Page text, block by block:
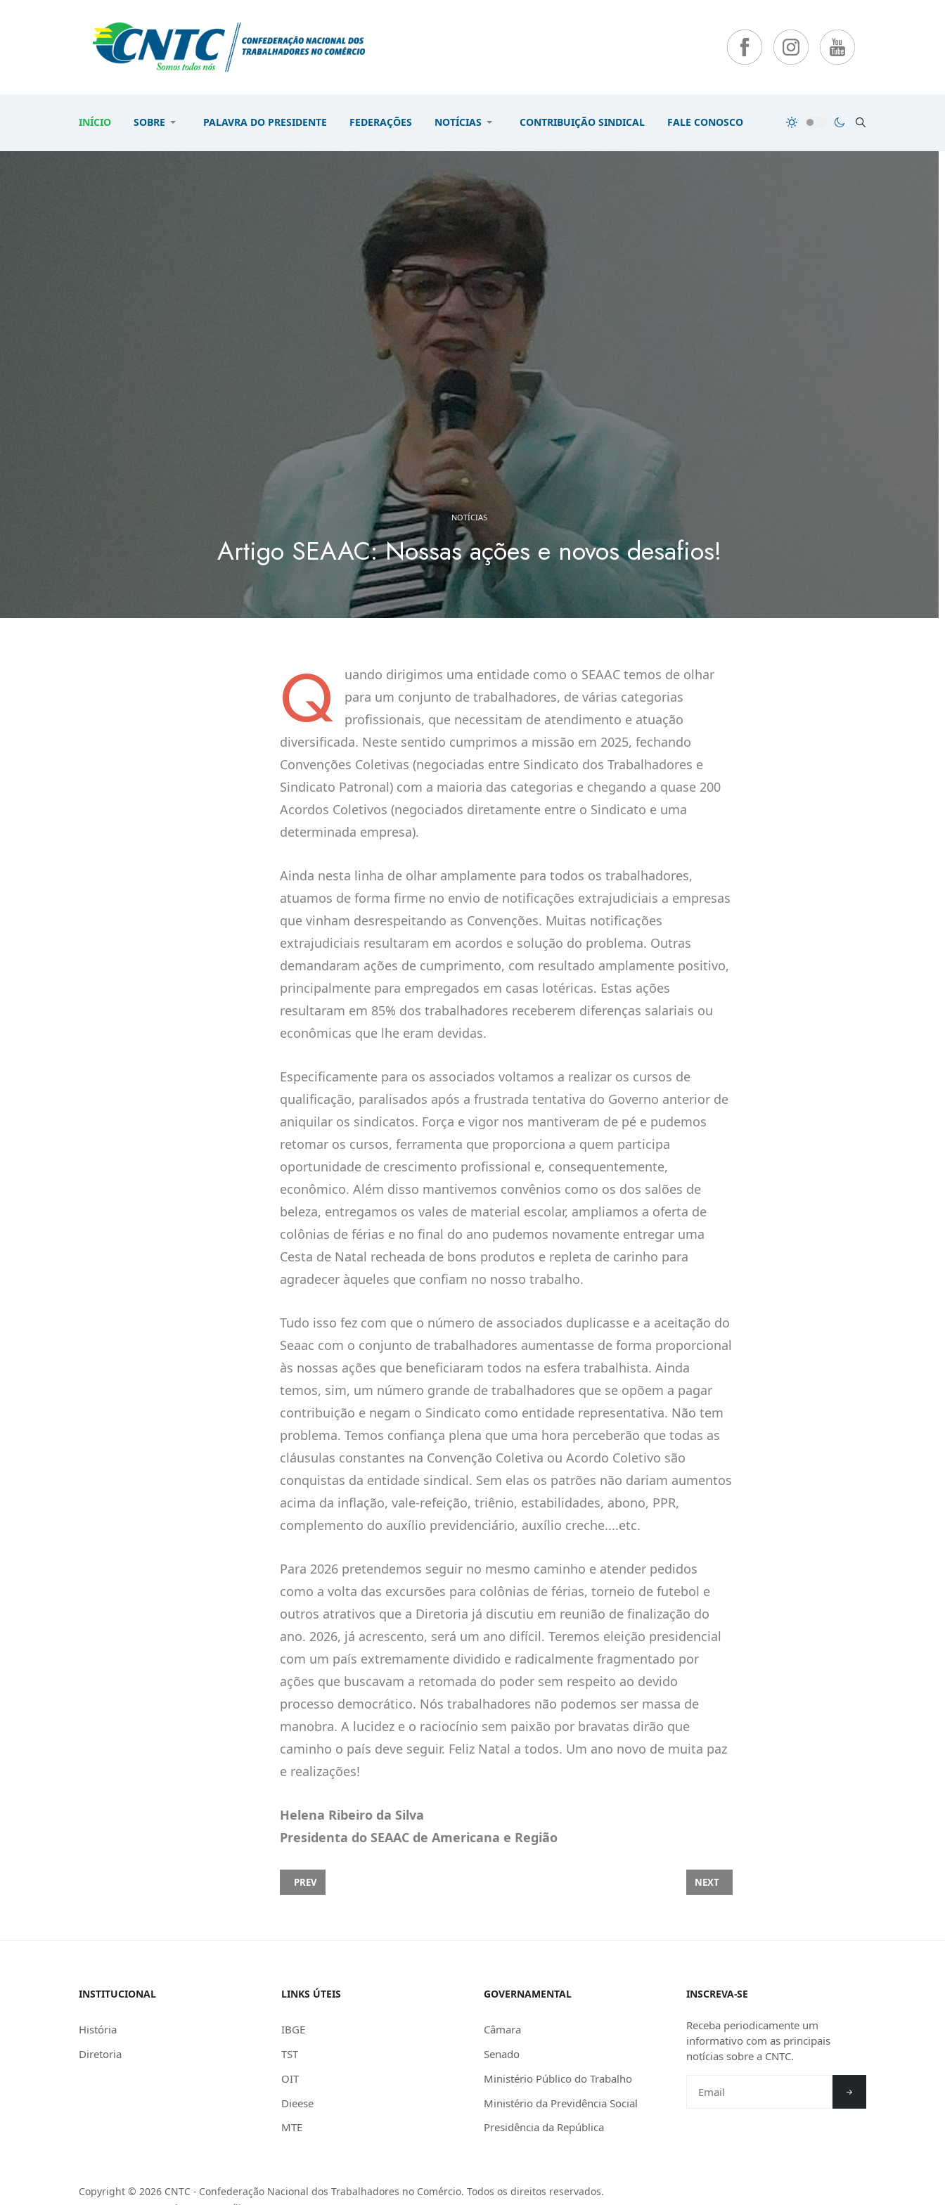
INÍCIO SOBRE PALAVRA DO PRESIDENTE FEDERAÇÕES NOTÍCIAS CONTRIBUIÇÃO SINDICAL FALE CONOSCO
NOTÍCIAS
Artigo SEAAC: Nossas ações e novos desafios!
Q
uando dirigimos uma entidade como o SEAAC temos de olhar
para um conjunto de trabalhadores, de várias categorias
profissionais, que necessitam de atendimento e atuação
diversificada. Neste sentido cumprimos a missão em 2025, fechando
Convenções Coletivas (negociadas entre Sindicato dos Trabalhadores e
Sindicato Patronal) com a maioria das categorias e chegando a quase 200
Acordos Coletivos (negociados diretamente entre o Sindicato e uma
determinada empresa).
Ainda nesta linha de olhar amplamente para todos os trabalhadores,
atuamos de forma firme no envio de notificações extrajudiciais a empresas
que vinham desrespeitando as Convenções. Muitas notificações
extrajudiciais resultaram em acordos e solução do problema. Outras
demandaram ações de cumprimento, com resultado amplamente positivo,
principalmente para empregados em casas lotéricas. Estas ações
resultaram em 85% dos trabalhadores receberem diferenças salariais ou
econômicas que lhe eram devidas.
Especificamente para os associados voltamos a realizar os cursos de
qualificação, paralisados após a frustrada tentativa do Governo anterior de
aniquilar os sindicatos. Força e vigor nos mantiveram de pé e pudemos
retomar os cursos, ferramenta que proporciona a quem participa
oportunidade de crescimento profissional e, consequentemente,
econômico. Além disso mantivemos convênios como os dos salões de
beleza, entregamos os vales de material escolar, ampliamos a oferta de
colônias de férias e no final do ano pudemos novamente entregar uma
Cesta de Natal recheada de bons produtos e repleta de carinho para
agradecer àqueles que confiam no nosso trabalho.
Tudo isso fez com que o número de associados duplicasse e a aceitação do
Seaac com o conjunto de trabalhadores aumentasse de forma proporcional
às nossas ações que beneficiaram todos na esfera trabalhista. Ainda
temos, sim, um número grande de trabalhadores que se opõem a pagar
contribuição e negam o Sindicato como entidade representativa. Não tem
problema. Temos confiança plena que uma hora perceberão que todas as
cláusulas constantes na Convenção Coletiva ou Acordo Coletivo são
conquistas da entidade sindical. Sem elas os patrões não dariam aumentos
acima da inflação, vale-refeição, triênio, estabilidades, abono, PPR,
complemento do auxílio previdenciário, auxílio creche....etc.
Para 2026 pretendemos seguir no mesmo caminho e atender pedidos
como a volta das excursões para colônias de férias, torneio de futebol e
outros atrativos que a Diretoria já discutiu em reunião de finalização do
ano. 2026, já acrescento, será um ano difícil. Teremos eleição presidencial
com um país extremamente dividido e radicalmente fragmentado por
ações que buscavam a retomada do poder sem respeito ao devido
processo democrático. Nós trabalhadores não podemos ser massa de
manobra. A lucidez e o raciocínio sem paixão por bravatas dirão que
caminho o país deve seguir. Feliz Natal a todos. Um ano novo de muita paz
e realizações!
Helena Ribeiro da Silva
Presidenta do SEAAC de Americana e Região
PREVIOUS ARTICLE: HORÁRIOS DE FINAL DE ANO | CONFIRA!
PREV NEXT ARTICLE: AVANÇO HISTÓRICO! CCJ DO SENADO
NEXT
INSTITUCIONAL
História
Diretoria
LINKS ÚTEIS
IBGE
TST
OIT
Dieese
MTE
GOVERNAMENTAL
Câmara
Senado
Ministério Público do Trabalho
Ministério da Previdência Social
Presidência da República
INSCREVA-SE
Receba periodicamente um
informativo com as principais
notícias sobre a CNTC.
Copyright © 2026 CNTC - Confederação Nacional dos Trabalhadores no Comércio. Todos os direitos reservados.